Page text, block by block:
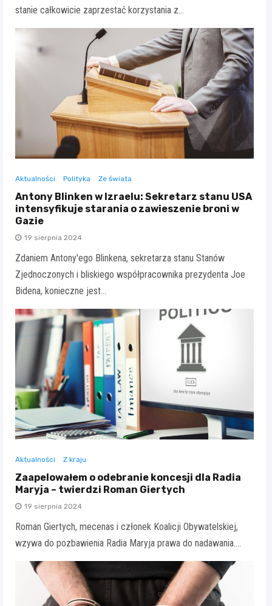
stanie całkowicie zaprzestać korzystania z…
Aktualności Polityka Ze świata
Antony Blinken w Izraelu: Sekretarz stanu USA
intensyfikuje starania o zawieszenie broni w
Gazie
19 sierpnia 2024
Zdaniem Antony'ego Blinkena, sekretarza stanu Stanów
Zjednoczonych i bliskiego współpracownika prezydenta Joe
Bidena, konieczne jest…
Aktualności Z kraju
Zaapelowałem o odebranie koncesji dla Radia
Maryja – twierdzi Roman Giertych
19 sierpnia 2024
Roman Giertych, mecenas i członek Koalicji Obywatelskiej,
wzywa do pozbawienia Radia Maryja prawa do nadawania.…